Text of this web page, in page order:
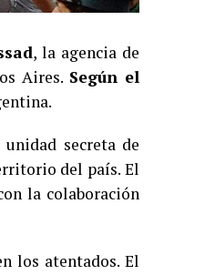
, la agencia de
Aires. Según el
secreta de
del país. El
la colaboración
los atentados. El